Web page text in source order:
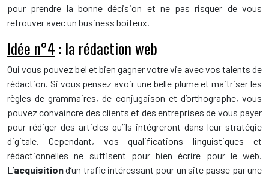
pour prendre la bonne décision et ne pas risquer de vous
retrouver avec un business boiteux.
Idée n°4 : la rédaction web
Oui vous pouvez bel et bien gagner votre vie avec vos talents de
rédaction. Si vous pensez avoir une belle plume et maitriser les
règles de grammaires, de conjugaison et d’orthographe, vous
pouvez convaincre des clients et des entreprises de vous payer
pour rédiger des articles qu’ils intégreront dans leur stratégie
digitale. Cependant, vos qualifications linguistiques et
rédactionnelles ne suffisent pour bien écrire pour le web.
L’acquisitiond’un trafic intéressant pour un site passe par une